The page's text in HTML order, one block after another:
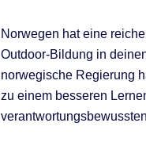
Norwegen hat eine
Outdoor-Bildung in
norwegische Regierung
zu einem besseren